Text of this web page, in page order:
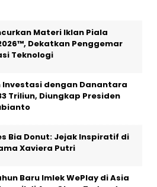
Materi Iklan Piala
Dekatkan Penggemar
Teknologi
Investasi dengan Danantara
Triliun, Diungkap Presiden
Bia Donut: Jejak Inspiratif di
Xaviera Putri
Baru Imlek WePlay di Asia